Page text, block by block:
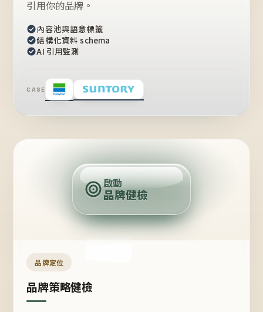
引用你的品牌。
內容池與語意標籤
結構化資料 schema
AI 引用監測
CASE
定
位
點
啟動
品牌健檢
品牌定位
品牌策略健檢